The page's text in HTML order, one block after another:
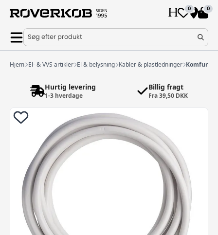
0 0
Søg efter produkt
Hjem El- & VVS artikler El & belysning Kabler & plastledninger Komfur/
Hurtig levering
1-3 hverdage
Billig fragt
Fra 39,50 DKK